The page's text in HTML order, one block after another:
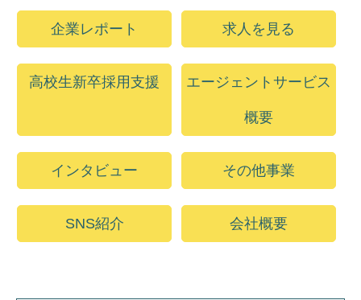
企業レポート 求人を見る
高校生新卒採用支援 エージェントサービス
概要
インタビュー その他事業
SNS紹介 会社概要